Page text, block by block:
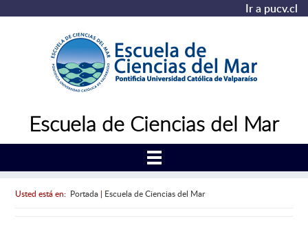
Ir a pucv.cl
Escuela de Ciencias del Mar
Usted está en: Portada| Escuela de Ciencias del Mar